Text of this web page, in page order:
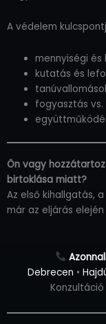
A védelem
mennyiségi
kutatás és
fogyasztás
Ön vagy
birtoklása miatt?
Az első kihallgatás,
már az eljárás
Debrecen •